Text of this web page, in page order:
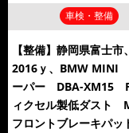
車検・整備
【整備】静岡県富士市
2016ｙ、BMW MINI
ーパー DBA-XM15
ィクセル製低ダスト
フロントブレーキパッ